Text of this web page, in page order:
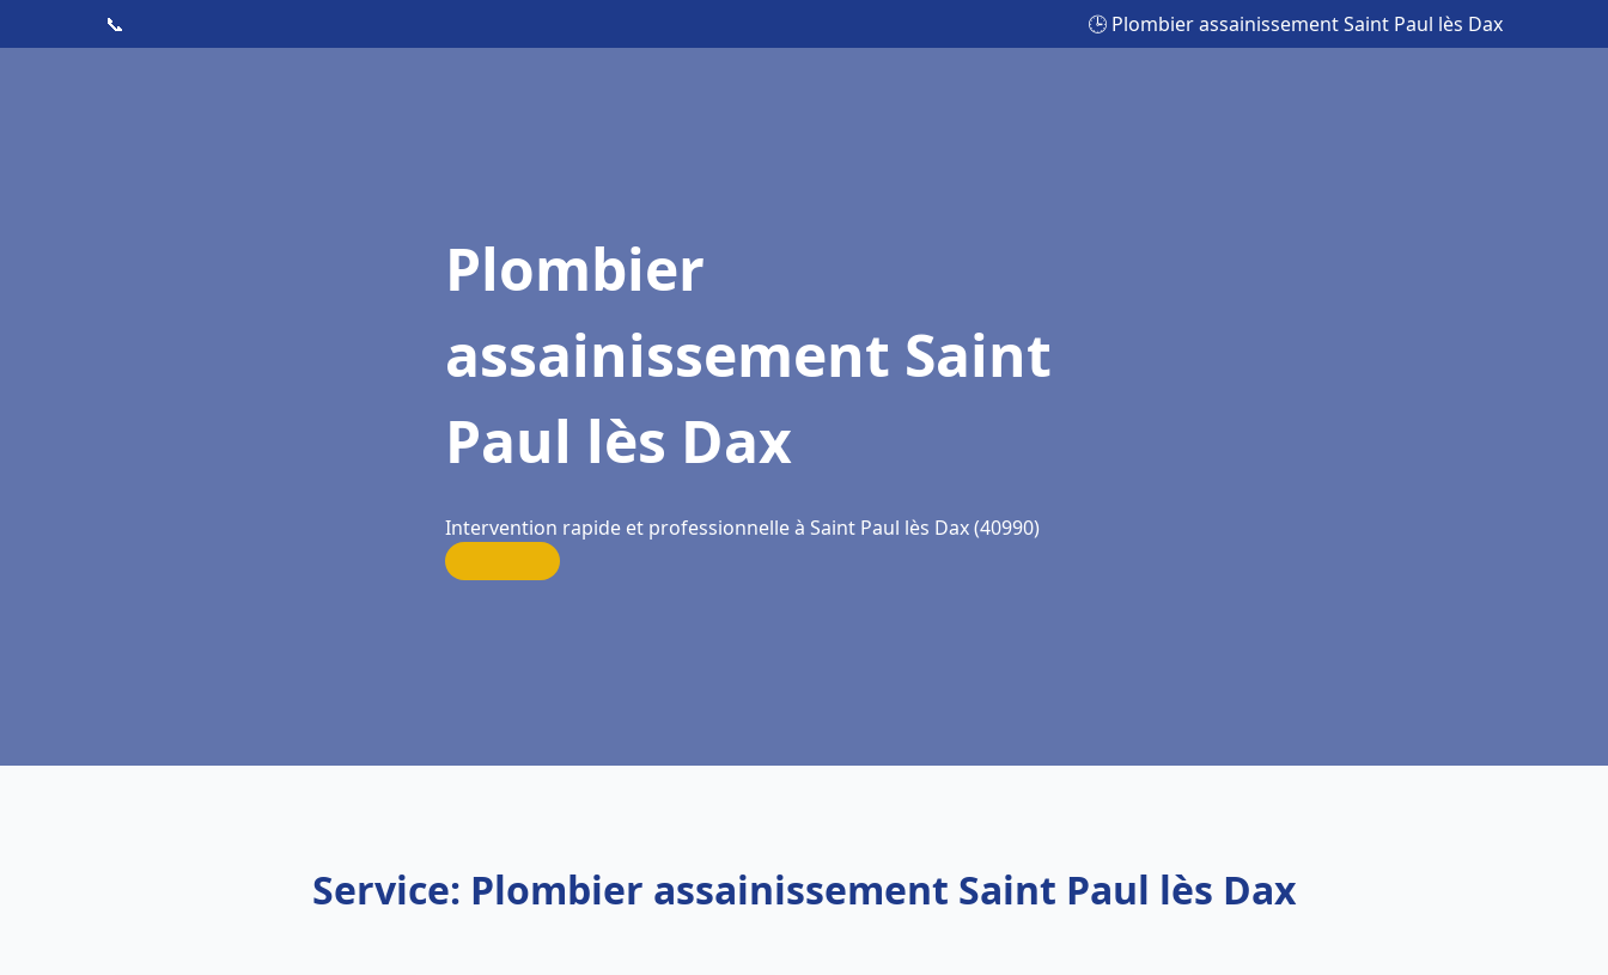
📞 🕒 Plombier assainissement Saint Paul lès Dax
Plombier
assainissement Saint
Paul lès Dax
Intervention rapide et professionnelle à Saint Paul lès Dax (40990)
Service: Plombier assainissement Saint Paul lès Dax